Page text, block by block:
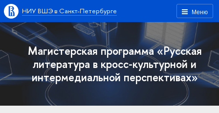
Меню
НИУ ВШЭ в Санкт-Петербурге
Магистерская программа «Русская
литература в кросс-культурной и
интермедиальной перспективах»